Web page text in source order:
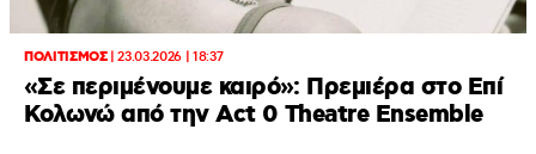
ΠΟΛΙΤΙΣΜΟΣ|23.03.2026 | 18:37
«Σε περιμένουμε καιρό»: Πρεμιέρα στο Επί
Κολωνώ από την Act 0 Theatre Ensemble